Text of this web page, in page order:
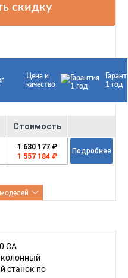
скидку
Цена и
качество
1 год
Стоимость
1 630 177 ₽
1 557 184 ₽
Подробнее